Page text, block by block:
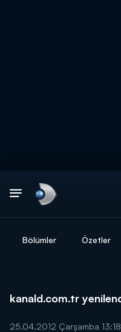
Bölümler Özetler
kanald.com.tr
25.04.2012 Çarşamba 13:18